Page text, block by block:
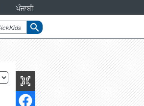
ਪੰਜਾਬੀ
search
qr_code_scanner